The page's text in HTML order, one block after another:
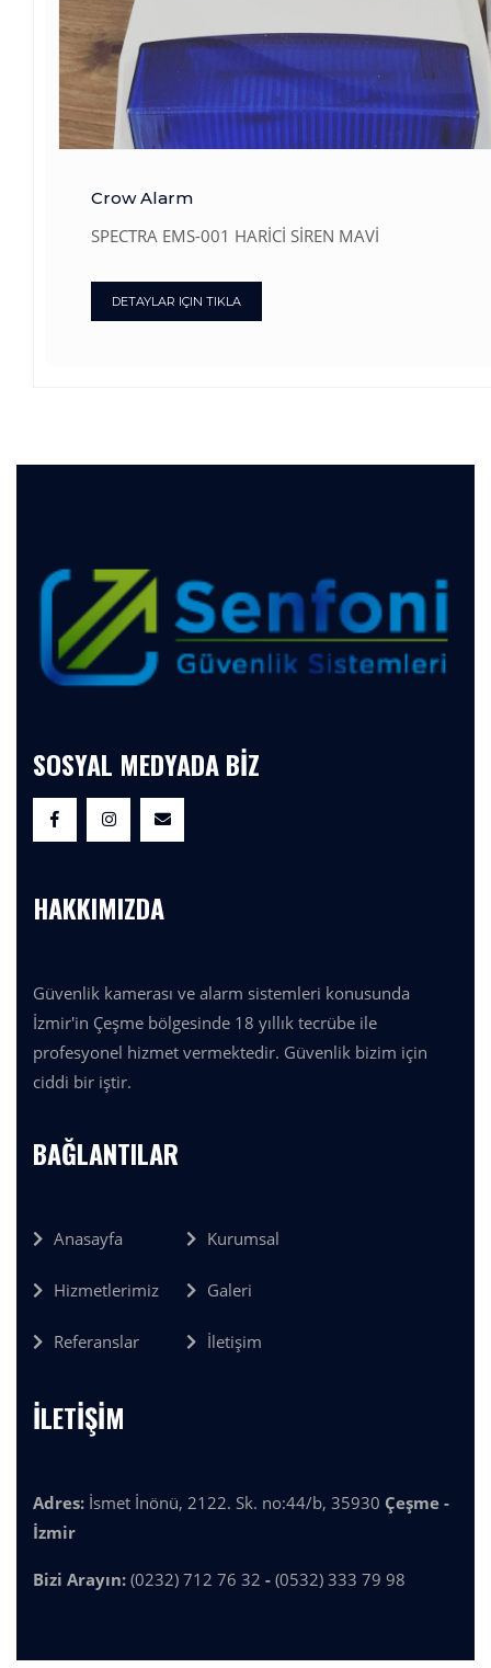
Crow Alarm
SPECTRA EMS-001 HARİCİ SİREN MAVİ
DETAYLAR IÇIN TIKLA
SOSYAL MEDYADA BİZ
HAKKIMIZDA
Güvenlik kamerası ve alarm sistemleri konusunda
İzmir'in Çeşme bölgesinde 18 yıllık tecrübe ile
profesyonel hizmet vermektedir. Güvenlik bizim için
ciddi bir iştir.
BAĞLANTILAR
Anasayfa Kurumsal
Hizmetlerimiz Galeri
Referanslar İletişim
İLETİŞİM
Adres: İsmet İnönü, 2122. Sk. no:44/b, 35930 Çeşme -
İzmir
Bizi Arayın: (0232) 712 76 32 - (0532) 333 79 98